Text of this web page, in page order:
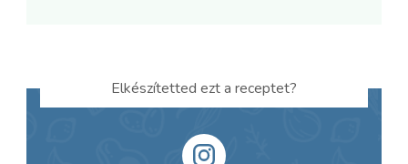
Elkészítetted ezt a receptet?